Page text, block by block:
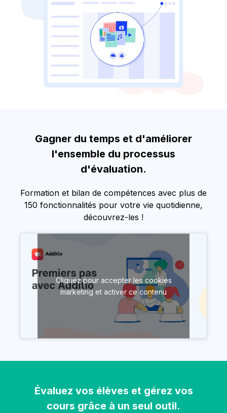
Gagner du temps et d'améliorer
l'ensemble du processus
d'évaluation.
Formation et bilan de compétences avec plus de
150 fonctionnalités pour votre vie quotidienne,
découvrez-les !
Cliquez pour accepter les cookies
marketing et activer ce contenu
Évaluez vos élèves et gérez vos
cours grâce à un seul outil.